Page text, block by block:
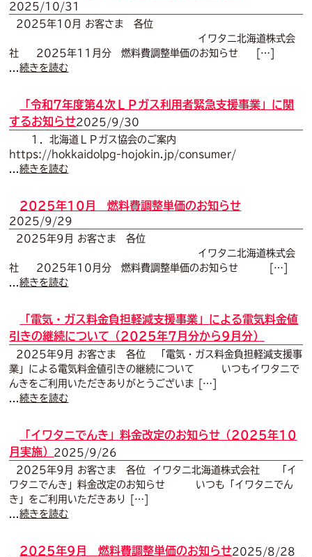
2025/10/31
2025年10月 お客さま 各位
イワタニ北海道株式会
社 2025年11月分 燃料費調整単価のお知らせ […]
...続きを読む
「令和7年度第4次ＬＰガス利用者緊急支援事業」に関
するお知らせ2025/9/30
１．北海道ＬＰガス協会のご案内
https://hokkaidolpg-hojokin.jp/consumer/
...続きを読む
2025年10月 燃料費調整単価のお知らせ
2025/9/29
2025年9月 お客さま 各位
イワタニ北海道株式会
社 2025年10月分 燃料費調整単価のお知らせ […]
...続きを読む
「電気・ガス料金負担軽減支援事業」による電気料金値
引きの継続について（2025年7月分から9月分）
2025年9月 お客さま 各位 「電気・ガス料金負担軽減支援事
業」による電気料金値引きの継続について いつもイワタニで
んきをご利用いただきありがとうございま […]
...続きを読む
「イワタニでんき」料金改定のお知らせ（2025年10
月実施）
2025/9/26
2025年9月 お客さま 各位 イワタニ北海道株式会社 「イ
ワタニでんき」料金改定のお知らせ いつも「イワタニでん
き」をご利用いただきあり […]
...続きを読む
2025年9月 燃料費調整単価のお知らせ2025/8/28